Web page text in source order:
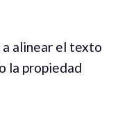
a alinear el texto
la propiedad